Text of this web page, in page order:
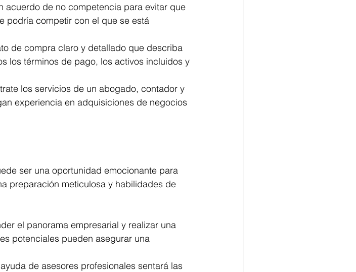
acuerdo de no competencia para evitar que
podría competir con el que se está
de compra claro y detallado que describa
los términos de pago, los activos incluidos y
los servicios de un abogado, contador y
experiencia en adquisiciones de negocios
ser una oportunidad emocionante para
preparación meticulosa y habilidades de
el panorama empresarial y realizar una
potenciales pueden asegurar una
de asesores profesionales sentará las